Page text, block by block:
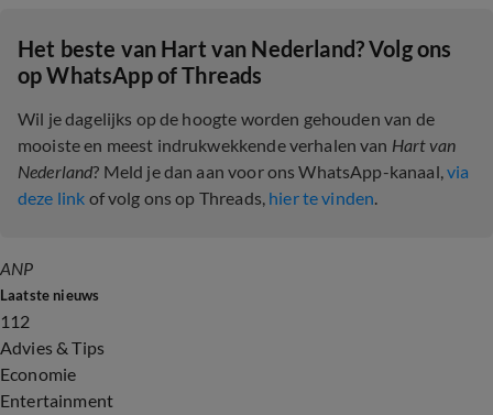
Het beste van Hart van Nederland? Volg ons
op WhatsApp of Threads
Wil je dagelijks op de hoogte worden gehouden van de
mooiste en meest indrukwekkende verhalen van Hart van
Nederland? Meld je dan aan voor ons WhatsApp-kanaal,via
deze link of volg ons op Threads, hier te vinden.
ANP
Laatste nieuws
112
Advies & Tips
Economie
Entertainment